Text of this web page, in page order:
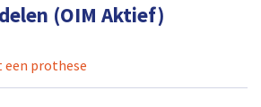
(OIM Aktief)
een prothese